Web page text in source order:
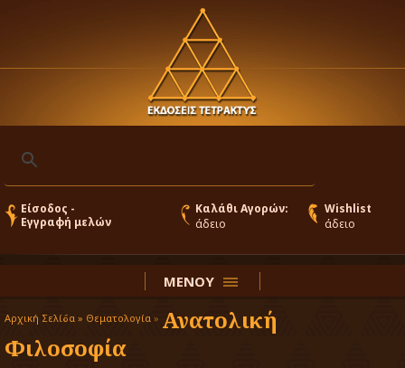
Είσοδος -
Εγγραφή μελών
Καλάθι Αγορών:
άδειο
Wishlist
άδειο
ΜΕΝΟΥ
Αρχική Σελίδα » Θεματολογία » Ανατολική
Φιλοσοφία